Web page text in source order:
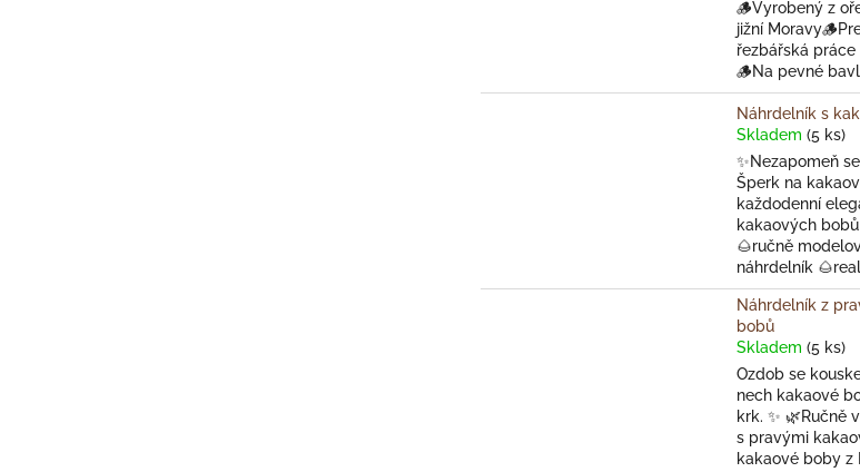
🪵Vyrobený z
jižní
řezbářská
🪵Na pevné
Náhrdelník s
Skladem (5 ks)
✨Nezapomeň
Šperk na
každodenní
kakaových
🌰ručně
náhrdelník
Náhrdelník z
bobů
Skladem (5 ks)
Ozdob se
nech kakaové
krk. ✨ 🌿Ručně
s pravými
kakaové boby z